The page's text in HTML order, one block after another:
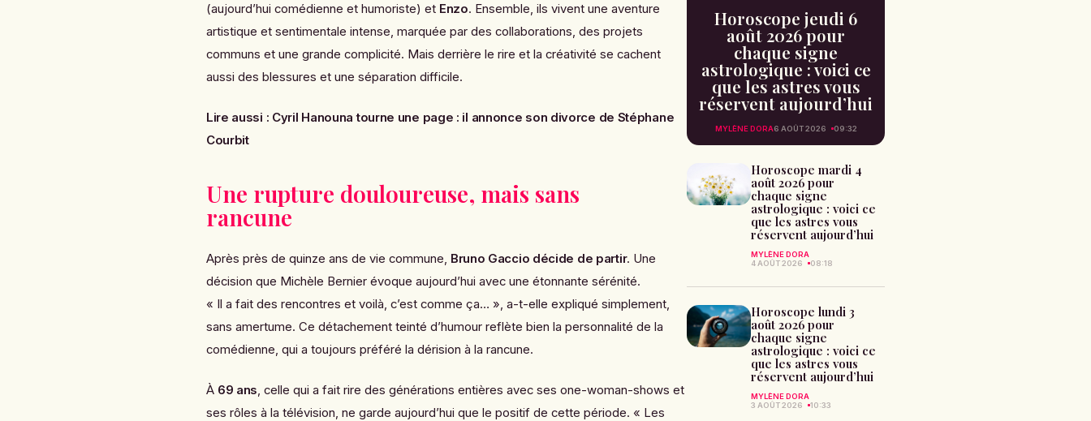
(aujourd’hui comédienne et humoriste) et Enzo. Ensemble, ils vivent une aventure
artistique et sentimentale intense, marquée par des collaborations, des projets
communs et une grande complicité. Mais derrière le rire et la créativité se cachent
aussi des blessures et une séparation difficile.
Lire aussi : Cyril Hanouna tourne une page : il annonce son divorce de Stéphane
Courbit
Une rupture douloureuse, mais sans
rancune
Après près de quinze ans de vie commune, Bruno Gaccio décide de partir. Une
décision que Michèle Bernier évoque aujourd’hui avec une étonnante sérénité.
« Il a fait des rencontres et voilà, c’est comme ça… », a-t-elle expliqué simplement,
sans amertume. Ce détachement teinté d’humour reflète bien la personnalité de la
comédienne, qui a toujours préféré la dérision à la rancune.
À 69 ans, celle qui a fait rire des générations entières avec ses one-woman-shows et
ses rôles à la télévision, ne garde aujourd’hui que le positif de cette période. « Les
Horoscope jeudi 6
août 2026 pour
chaque signe
astrologique : voici ce
que les astres vous
réservent aujourd’hui
MYLÈNE DORA6 AOÛT 2026 09:32
Horoscope mardi 4
août 2026 pour
chaque signe
astrologique : voici ce
que les astres vous
réservent aujourd’hui
MYLÈNE DORA
4 AOÛT 2026
08:18
Horoscope lundi 3
août 2026 pour
chaque signe
astrologique : voici ce
que les astres vous
réservent aujourd’hui
MYLÈNE DORA
3 AOÛT 2026
10:33